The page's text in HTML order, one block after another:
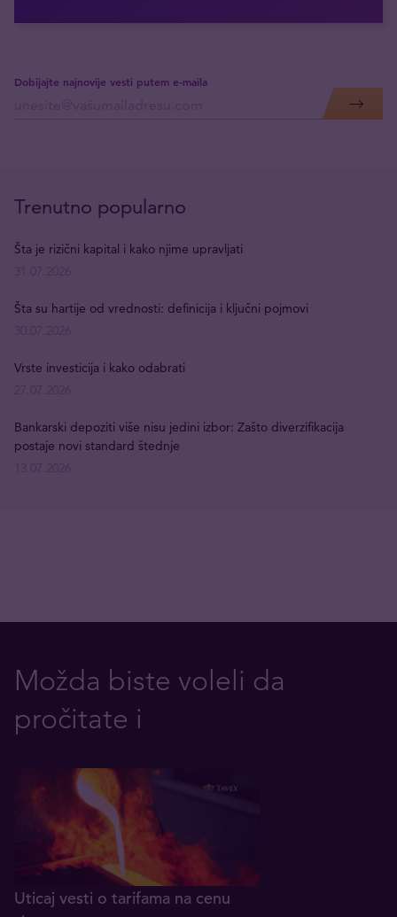
Dobijajte najnovije vesti putem e-maila
Trenutno popularno
Šta je rizični kapital i kako njime upravljati
Šta su hartije od vrednosti: definicija i ključni pojmovi
Vrste investicija i kako odabrati
Bankarski depoziti više nisu jedini izbor: Zašto diverzifikacija
postaje novi standard štednje
Možda biste voleli da
pročitate i
Uticaj vesti o tarifama na cenu